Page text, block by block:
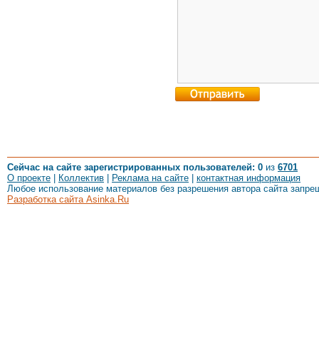
Сейчас на сайте зарегистрированных пользователей: 0 из 6701
О проекте
Коллектив Реклама на сайте
контактная информация
Любое использование материалов без разрешения автора сайта
Разработка сайта Asinka.Ru